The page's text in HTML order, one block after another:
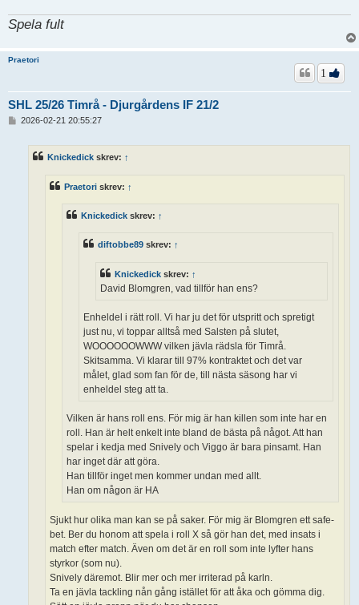
Spela fult
Praetori
SHL 25/26 Timrå - Djurgårdens IF 21/2
1
2026-02-21 20:55:27
Knickedick skrev: ↑
Praetori skrev: ↑
Knickedick skrev: ↑
diftobbe89 skrev: ↑
Knickedick skrev: ↑
David Blomgren, vad tillför han ens?
Enheldel i rätt roll. Vi har ju det för utspritt och spretigt
just nu, vi toppar alltså med Salsten på slutet,
WOOOOOOWWW vilken jävla rädsla för Timrå.
Skitsamma. Vi klarar till 97% kontraktet och det var
målet, glad som fan för de, till nästa säsong har vi
enheldel steg att ta.
Vilken är hans roll ens. För mig är han killen som inte har en
roll. Han är helt enkelt inte bland de bästa på något. Att han
spelar i kedja med Snively och Viggo är bara pinsamt. Han
har inget där att göra.
Han tillför inget men kommer undan med allt.
Han om någon är HA
Sjukt hur olika man kan se på saker. För mig är Blomgren ett safe-
bet. Ber du honom att spela i roll X så gör han det, med insats i
match efter match. Även om det är en roll som inte lyfter hans
styrkor (som nu).
Snively däremot. Blir mer och mer irriterad på karln.
Ta en jävla tackling nån gång istället för att åka och gömma dig.